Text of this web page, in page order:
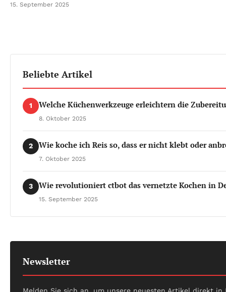
15. September 2025
Beliebte Artikel
1 Welche Küchenwerkzeuge erleichtern die
8. Oktober 2025
2 Wie koche ich Reis so, dass er nicht klebt oder
7. Oktober 2025
3 Wie revolutioniert ctbot das vernetzte Kochen in
15. September 2025
Newsletter